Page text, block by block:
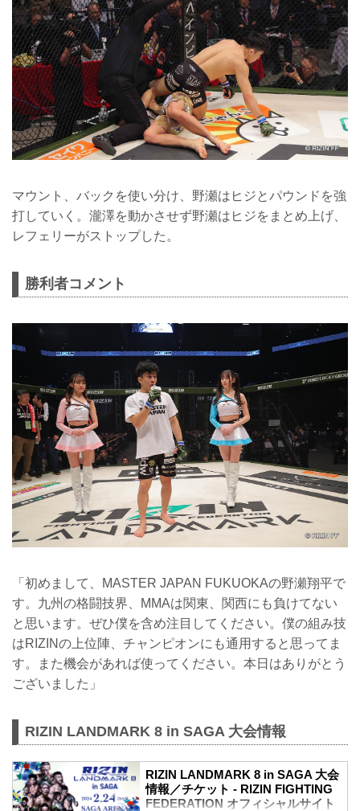
マウント、バックを使い分け、野瀬はヒジとパウンドを強
打していく。瀧澤を動かさせず野瀬はヒジをまとめ上げ、
レフェリーがストップした。
勝利者コメント
「初めまして、MASTER JAPAN FUKUOKAの野瀬翔平で
す。九州の格闘技界、MMAは関東、関西にも負けてない
と思います。ぜひ僕を含め注目してください。僕の組み技
はRIZINの上位陣、チャンピオンにも通用すると思ってま
す。また機会があれば使ってください。本日はありがとう
ございました」
RIZIN LANDMARK 8 in SAGA 大会情報
RIZIN LANDMARK 8 in SAGA 大会
情報／チケット - RIZIN FIGHTING
FEDERATION オフィシャルサイト